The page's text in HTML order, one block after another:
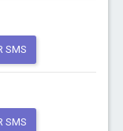
SMS
SMS